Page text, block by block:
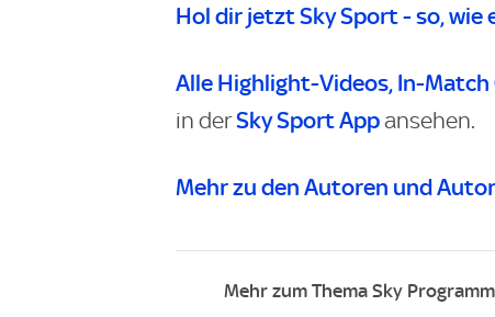
Hol dir jetzt Sky Sport - so, wie
Alle Highlight-Videos, In-
in derSky Sport Appansehen.
Mehr zu den Autoren und
Mehr zum Thema Sky